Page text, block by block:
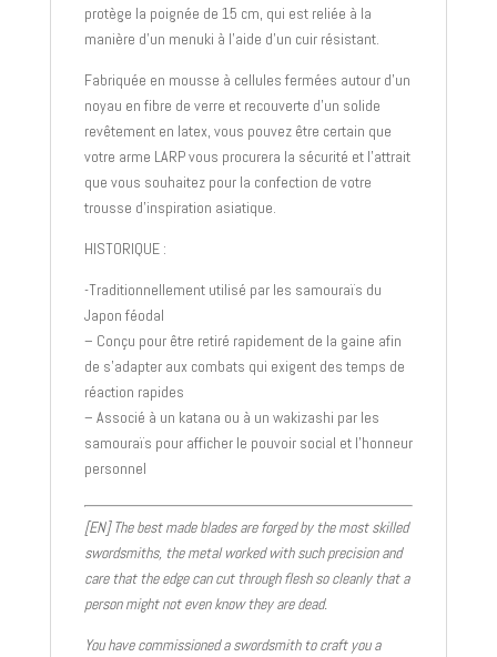
protège la poignée de 15 cm, qui est reliée à la
manière d’un menuki à l’aide d’un cuir résistant.
Fabriquée en mousse à cellules fermées autour d’un
noyau en fibre de verre et recouverte d’un solide
revêtement en latex, vous pouvez être certain que
votre arme LARP vous procurera la sécurité et l’attrait
que vous souhaitez pour la confection de votre
trousse d’inspiration asiatique.
HISTORIQUE :
-Traditionnellement utilisé par les samouraïs du
Japon féodal
– Conçu pour être retiré rapidement de la gaine afin
de s’adapter aux combats qui exigent des temps de
réaction rapides
– Associé à un katana ou à un wakizashi par les
samouraïs pour afficher le pouvoir social et l’honneur
personnel
[EN]The best made blades are forged by the most skilled
swordsmiths, the metal worked with such precision and
care that the edge can cut through flesh so cleanly that a
person might not even know they are dead.
You have commissioned a swordsmith to craft you a